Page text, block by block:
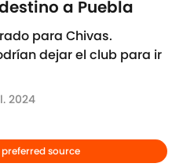
a Puebla
para Chivas.
dejar el club para ir
2024
source